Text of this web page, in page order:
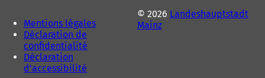
Mentions légales
Déclaration de
confidentialité
Déclaration
d'accessibilité
© 2026 Landeshauptstadt
Mainz